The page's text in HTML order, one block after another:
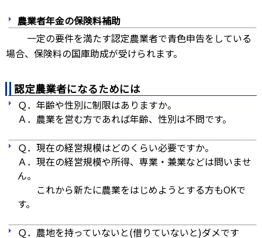
農業者年金の保険料補助
一定の要件を満たす認定農業者で青色申告をしている
場合、保険料の国庫助成が受けられます。
認定農業者になるためには
Ｑ．年齢や性別に制限はありますか。
Ａ．農業を営む方であれば年齢、性別は不問です。
Ｑ．現在の経営規模はどのくらい必要ですか。
Ａ．現在の経営規模や所得、専業・兼業などは問いませ
ん。
これから新たに農業をはじめようとする方もOKで
す。
Ｑ．農地を持っていないと(借りていないと)ダメです